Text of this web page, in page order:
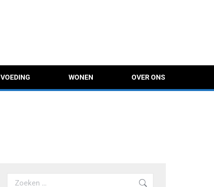
VOEDING WONEN OVER ONS
Search: